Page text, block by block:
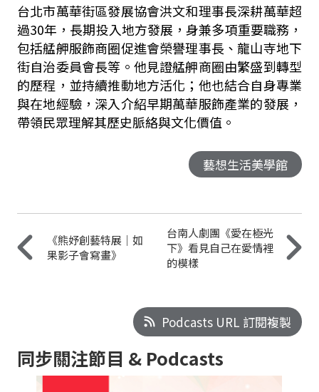
台北市萬華街區發展協會洪文和理事長深耕萬華超
過30年，長期投入地方發展，身兼多項重要職務，
包括艋舺服飾商圈促進會榮譽理事長、龍山寺地下
街自治委員會長等。他見證艋舺商圈由繁盛到轉型
的歷程，並持續推動地方活化；他也結合自身專業
與在地經驗，深入介紹早期萬華服飾產業的發展，
帶領民眾理解其歷史脈絡與文化價值。
藝想生活美學館
《熊妤創藝特展｜如
果影子會寫畫》
台南人劇團《愛在極光
下》看見自己在愛情裡
的模樣
Podcasts URL 訂閱複製
同步關注節目 & Podcasts